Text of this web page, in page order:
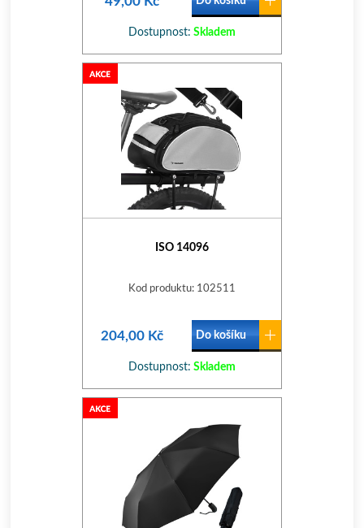
Dostupnost: Skladem
ISO 14096
Kod produktu: 102511
204,00 Kč Do košíku
Dostupnost: Skladem